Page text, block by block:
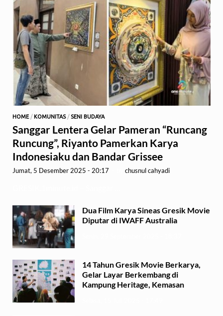
HOME / KOMUNITAS/ SENI BUDAYA
Sanggar Lentera Gelar Pameran “Runcang
Runcung”, Riyanto Pamerkan Karya
Indonesiaku dan Bandar Grissee
Jumat, 5 Desember 2025 - 20:17 chusnul cahyadi
Dua Film Karya Sineas Gresik Movie
Diputar di IWAFF Australia
14 Tahun Gresik Movie Berkarya,
Gelar Layar Berkembang di
Kampung Heritage, Kemasan